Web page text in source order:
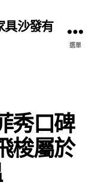
具沙發有
選單
秀口碑
梭屬於